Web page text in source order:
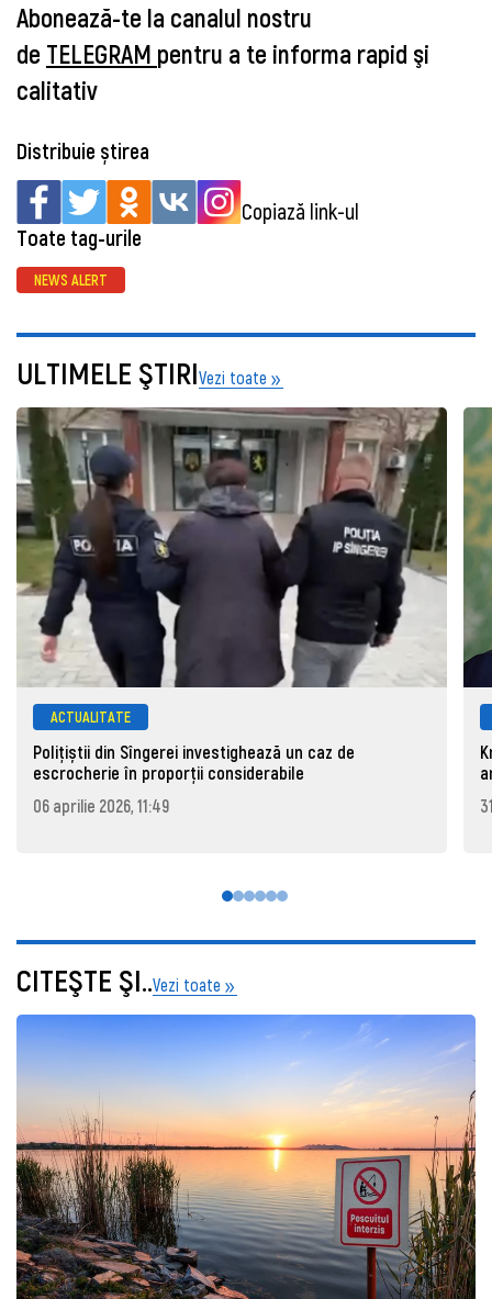
Abonează-te la canalul nostru
de TELEGRAM pentru a te informa rapid şi
calitativ
Distribuie știrea
Copiază link-ul
Toate tag-urile
NEWS ALERT
ULTIMELE ŞTIRIVezi toate
ACTUALITATE
Polițiștii din Sîngerei investighează un caz de
escrocherie în proporții considerabile
06 aprilie 2026, 11:49
CITEŞTE ŞI..Vezi toate